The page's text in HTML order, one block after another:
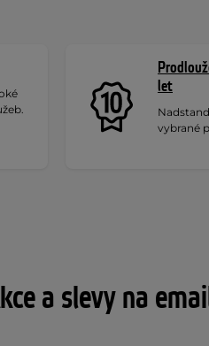
let
vybrané
a slevy na